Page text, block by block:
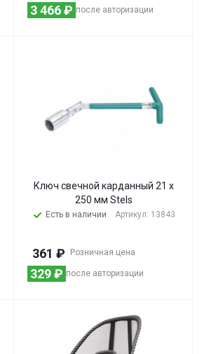
после авторизации
3 466₽
Ключ свечной карданный 21 х
250 мм Stels
Есть в наличии Артикул: 13843
Розничная цена
361 ₽
после авторизации
329₽